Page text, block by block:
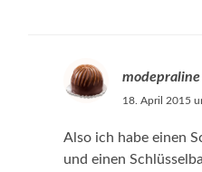
modepraline
18. April 2015
Also ich habe einen
und einen